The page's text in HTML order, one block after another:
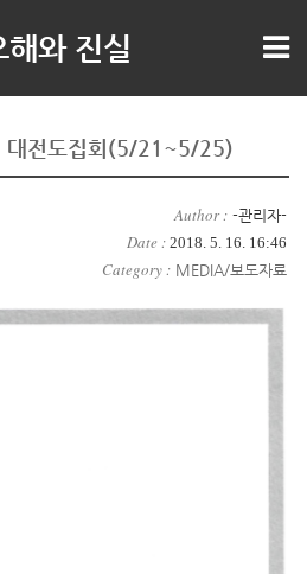
와 진실
대전도집회(5/21~5/25)
Author : -관리자-
Date : 2018. 5. 16. 16:46
Category : MEDIA/보도자료